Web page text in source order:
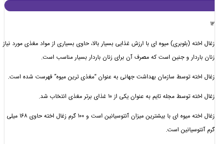
(بلوبری) میوه ای با ارزش غذایی بسیار بالا، حاوی بسیاری از مواد مغذی مورد نیاز
و جنین است که مصرف آن برای زنان باردار بسیار مناسب است.
توسط سازمان بهداشت جهانی به عنوان “مغذی ترین میوه” فهرست شده است.
مجله تایم به عنوان یکی از 10 غذای برتر مغذی انتخاب شد.
زغال اخته میوه ای با بیشترین میزان آنتوسیانین است و 100 گرم زغال اخته حاوی 168 میلی
است.